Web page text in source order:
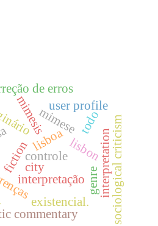
interpretação
lisbon
city
lisboa interpretation
mimesis sociological criticism
fiction
mimese
de erros
commentary
user profile
genre
todo
existencial.
controle